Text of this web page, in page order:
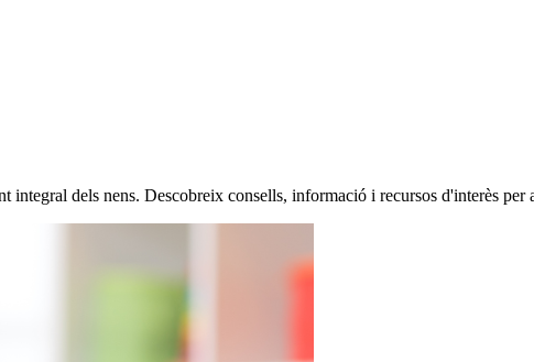
integral dels nens. Descobreix consells, informació i recursos d'interès per